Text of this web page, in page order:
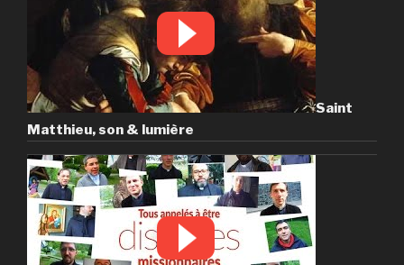
Saint
Matthieu, son & lumière